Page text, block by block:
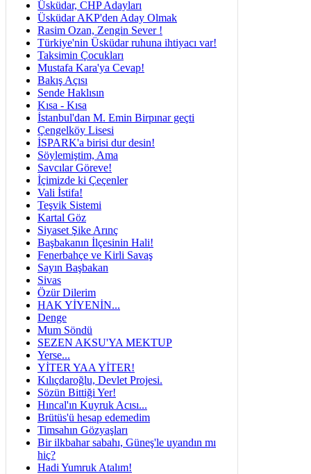
Üsküdar, CHP Adayları
Üsküdar AKP'den Aday Olmak
Rasim Ozan, Zengin Sever !
Türkiye'nin Üsküdar ruhuna ihtiyacı var!
Taksimin Çocukları
Mustafa Kara'ya Cevap!
Bakış Açısı
Sende Haklısın
Kısa - Kısa
İstanbul'dan M. Emin Birpınar geçti
Çengelköy Lisesi
İSPARK'a birisi dur desin!
Söylemiştim, Ama
Savcılar Göreve!
İçimizde ki Çeçenler
Vali İstifa!
Teşvik Sistemi
Kartal Göz
Siyaset Şike Arınç
Başbakanın İlçesinin Hali!
Fenerbahçe ve Kirli Savaş
Sayın Başbakan
Sivas
Özür Dilerim
HAK YİYENİN...
Denge
Mum Söndü
SEZEN AKSU'YA MEKTUP
Yerse...
YİTER YAA YİTER!
Kılıçdaroğlu, Devlet Projesi.
Sözün Bittiği Yer!
Hıncal'ın Kuyruk Acısı...
Brütüs'ü hesap edemedim
Timsahın Gözyaşları
Bir ilkbahar sabahı, Güneş'le uyandın mı
hiç?
Hadi Yumruk Atalım!